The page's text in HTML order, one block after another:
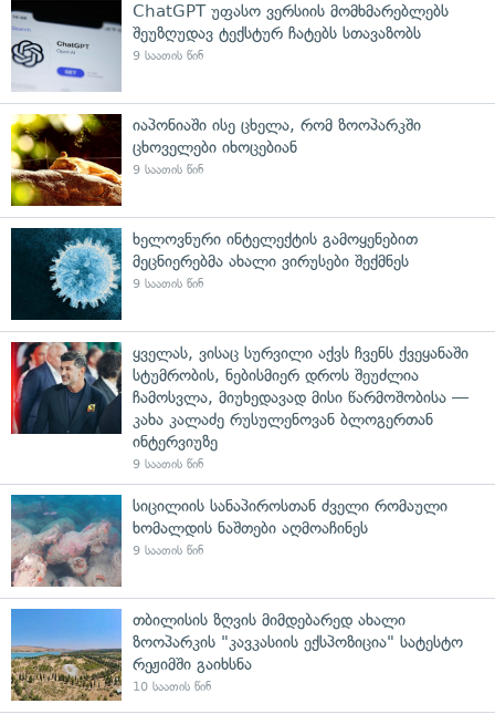
ChatGPT უფასო ვერსიის მომხმარებლებს
შეუზღუდავ ტექსტურ ჩატებს სთავაზობს
9 საათის წინ
იაპონიაში ისე ცხელა, რომ ზოოპარკში
ცხოველები იხოცებიან
9 საათის წინ
ხელოვნური ინტელექტის გამოყენებით
მეცნიერებმა ახალი ვირუსები შექმნეს
9 საათის წინ
ყველას, ვისაც სურვილი აქვს ჩვენს ქვეყანაში
სტუმრობის, ნებისმიერ დროს შეუძლია
ჩამოსვლა, მიუხედავად მისი წარმოშობისა —
კახა კალაძე რუსულენოვან ბლოგერთან
ინტერვიუზე
9 საათის წინ
სიცილიის სანაპიროსთან ძველი რომაული
ხომალდის ნაშთები აღმოაჩინეს
9 საათის წინ
თბილისის ზღვის მიმდებარედ ახალი
ზოოპარკის "კავკასიის ექსპოზიცია" სატესტო
რეჟიმში გაიხსნა
10 საათის წინ